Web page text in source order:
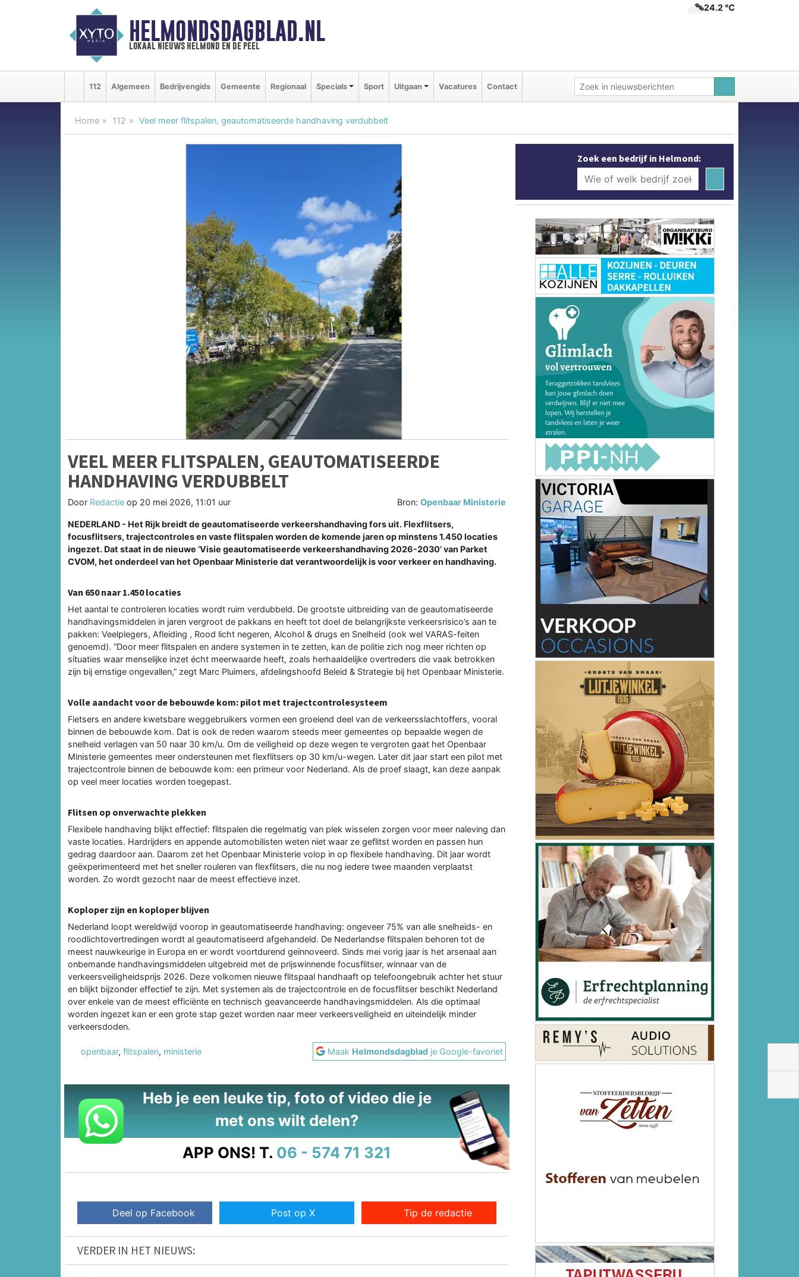
HELMONDSDAGBLAD.NL
lokaal nieuws helmond en de peel
24.2 ℃
112 Algemeen Bedrijvengids Gemeente Regionaal Specials Sport Uitgaan Vacatures Contact
Home 112 Veel meer flitspalen, geautomatiseerde handhaving verdubbelt
VEEL MEER FLITSPALEN, GEAUTOMATISEERDE
HANDHAVING VERDUBBELT
Door Redactie op 20 mei 2026, 11:01 uur Bron:Openbaar Ministerie
NEDERLAND - Het Rijk breidt de geautomatiseerde verkeershandhaving fors uit. Flexflitsers,
focusflitsers, trajectcontroles en vaste flitspalen worden de komende jaren op minstens 1.450 locaties
ingezet. Dat staat in de nieuwe ‘Visie geautomatiseerde verkeershandhaving 2026-2030’ van Parket
CVOM, het onderdeel van het Openbaar Ministerie dat verantwoordelijk is voor verkeer en handhaving.
Van 650 naar 1.450 locaties
Het aantal te controleren locaties wordt ruim verdubbeld. De grootste uitbreiding van de geautomatiseerde
handhavingsmiddelen in jaren vergroot de pakkans en heeft tot doel de belangrijkste verkeersrisico’s aan te
pakken: Veelplegers, Afleiding , Rood licht negeren, Alcohol & drugs en Snelheid (ook wel VARAS-feiten
genoemd). “Door meer flitspalen en andere systemen in te zetten, kan de politie zich nog meer richten op
situaties waar menselijke inzet écht meerwaarde heeft, zoals herhaaldelijke overtreders die vaak betrokken
zijn bij ernstige ongevallen,” zegt Marc Pluimers, afdelingshoofd Beleid & Strategie bij het Openbaar Ministerie.
Volle aandacht voor de bebouwde kom: pilot met trajectcontrolesysteem
Fietsers en andere kwetsbare weggebruikers vormen een groeiend deel van de verkeersslachtoffers, vooral
binnen de bebouwde kom. Dat is ook de reden waarom steeds meer gemeentes op bepaalde wegen de
snelheid verlagen van 50 naar 30 km/u. Om de veiligheid op deze wegen te vergroten gaat het Openbaar
Ministerie gemeentes meer ondersteunen met flexflitsers op 30 km/u-wegen. Later dit jaar start een pilot met
trajectcontrole binnen de bebouwde kom: een primeur voor Nederland. Als de proef slaagt, kan deze aanpak
op veel meer locaties worden toegepast.
Flitsen op onverwachte plekken
Flexibele handhaving blijkt effectief: flitspalen die regelmatig van plek wisselen zorgen voor meer naleving dan
vaste locaties. Hardrijders en appende automobilisten weten niet waar ze geflitst worden en passen hun
gedrag daardoor aan. Daarom zet het Openbaar Ministerie volop in op flexibele handhaving. Dit jaar wordt
geëxperimenteerd met het sneller rouleren van flexflitsers, die nu nog iedere twee maanden verplaatst
worden. Zo wordt gezocht naar de meest effectieve inzet.
Koploper zijn en koploper blijven
Nederland loopt wereldwijd voorop in geautomatiseerde handhaving: ongeveer 75% van alle snelheids- en
roodlichtovertredingen wordt al geautomatiseerd afgehandeld. De Nederlandse flitspalen behoren tot de
meest nauwkeurige in Europa en er wordt voortdurend geïnnoveerd. Sinds mei vorig jaar is het arsenaal aan
onbemande handhavingsmiddelen uitgebreid met de prijswinnende focusflitser, winnaar van de
verkeersveiligheidsprijs 2026. Deze volkomen nieuwe flitspaal handhaaft op telefoongebruik achter het stuur
en blijkt bijzonder effectief te zijn. Met systemen als de trajectcontrole en de focusflitser beschikt Nederland
over enkele van de meest efficiënte en technisch geavanceerde handhavingsmiddelen. Als die optimaal
worden ingezet kan er een grote stap gezet worden naar meer verkeersveiligheid en uiteindelijk minder
verkeersdoden.
openbaar, flitspalen, ministerie Maak Helmondsdagblad je Google-favoriet
Heb je een leuke tip, foto of video die je
met ons wilt delen?
APP ONS! T. 06 - 574 71 321
Deel op Facebook Post op X Tip de redactie
VERDER IN HET NIEUWS:
Zoek een bedrijf in Helmond: